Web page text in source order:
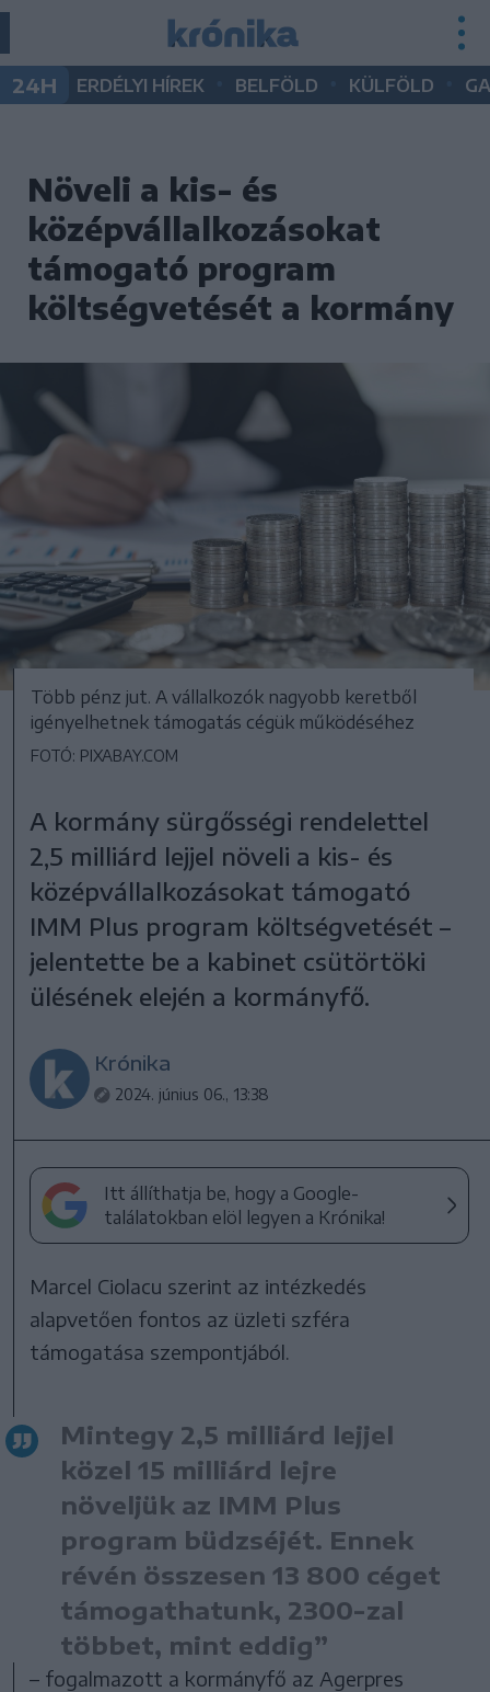
24H ERDÉLYI HÍREK BELFÖLD KÜLFÖLD
Növeli a kis- és
középvállalkozásokat
támogató program
költségvetését a kormány
Több pénz jut. A vállalkozók nagyobb keretből
igényelhetnek támogatás cégük működéséhez
FOTÓ: PIXABAY.COM
A kormány sürgősségi rendelettel
2,5 milliárd lejjel növeli a kis- és
középvállalkozásokat támogató
IMM Plus program költségvetését –
jelentette be a kabinet csütörtöki
ülésének elején a kormányfő.
Krónika
2024. június 06., 13:38
Itt állíthatja be, hogy a Google-
találatokban elöl legyen a Krónika!
Marcel Ciolacu szerint az intézkedés
alapvetően fontos az üzleti szféra
támogatása szempontjából.
Mintegy 2,5 milliárd lejjel
közel 15 milliárd lejre
növeljük az IMM Plus
program büdzséjét. Ennek
révén összesen 13 800 céget
támogathatunk, 2300-zal
többet, mint eddig”
– fogalmazott a kormányfő az Agerpres